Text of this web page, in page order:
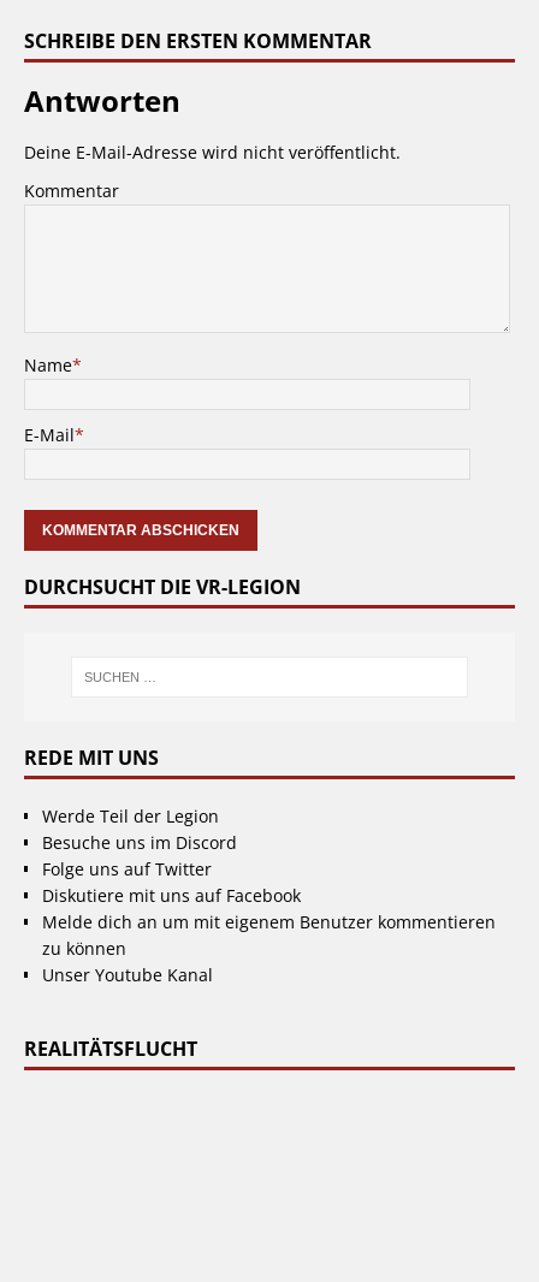
SCHREIBE DEN ERSTEN KOMMENTAR
Antworten
Deine E-Mail-Adresse wird nicht veröffentlicht.
Kommentar
Name*
E-Mail*
DURCHSUCHT DIE VR-LEGION
REDE MIT UNS
Werde Teil der Legion
Besuche uns im Discord
Folge uns auf Twitter
Diskutiere mit uns auf Facebook
Melde dich an um mit eigenem Benutzer kommentieren
zu können
Unser Youtube Kanal
REALITÄTSFLUCHT